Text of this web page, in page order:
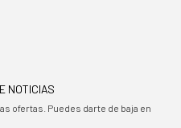
NOTICIAS
ofertas. Puedes darte de baja en